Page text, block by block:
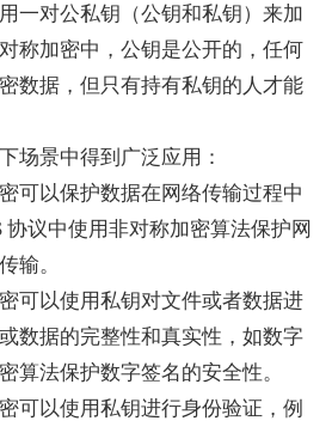
一对公私钥（公钥和私钥）来加
称加密中，公钥是公开的，任何
数据，但只有持有私钥的人才能
场景中得到广泛应用：
可以保护数据在网络传输过程中
协议中使用非对称加密算法保护网
输。
可以使用私钥对文件或者数据进
数据的完整性和真实性，如数字
算法保护数字签名的安全性。
可以使用私钥进行身份验证，例